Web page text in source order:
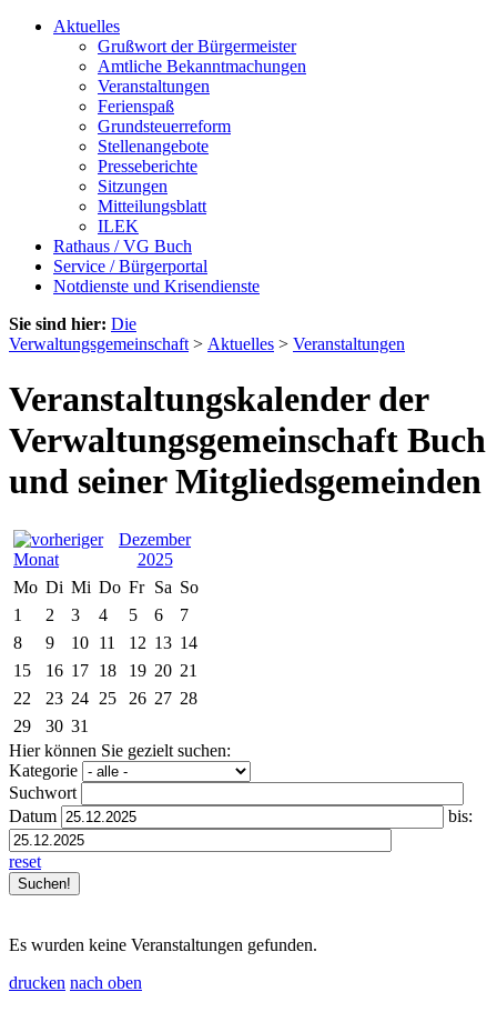
Aktuelles
Grußwort der Bürgermeister
Amtliche Bekanntmachungen
Veranstaltungen
Ferienspaß
Grundsteuerreform
Stellenangebote
Presseberichte
Sitzungen
Mitteilungsblatt
ILEK
Rathaus / VG Buch
Service / Bürgerportal
Notdienste und Krisendienste
Sie sind hier: Die
Verwaltungsgemeinschaft > Aktuelles > Veranstaltungen
Veranstaltungskalender der
Verwaltungsgemeinschaft Buch
und seiner Mitgliedsgemeinden
Dezember
2025
Mo Di Mi Do Fr Sa So
1
2 3 4 5 6
7
8
9 10 11 12 13 14
15
16 17 18 19 20 21
22
23 24 25 26 27 28
29
30 31
Hier können Sie gezielt suchen:
Kategorie
Suchwort
Datum
bis:
reset
Es wurden keine Veranstaltungen gefunden.
drucken nach oben